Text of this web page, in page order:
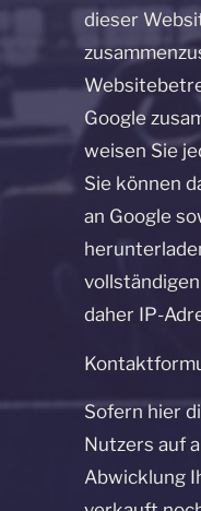
dieser
Google
weisen Sie
Sie können
an Google
daher IP-
Sofern hier
Nutzers auf
Abwicklung